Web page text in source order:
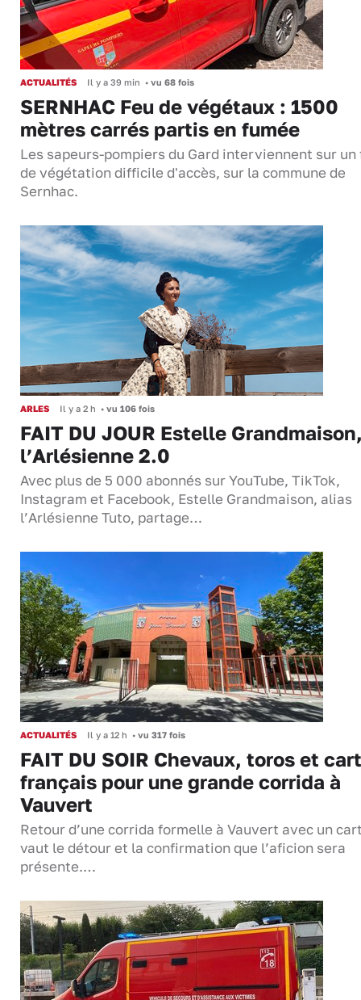
ACTUALITÉS Il y a 39 min • vu 68 fois
SERNHAC Feu de végétaux : 1500
mètres carrés partis en fumée
Les sapeurs-pompiers du Gard interviennent sur un
de végétation difficile d'accès, sur la commune de
Sernhac.
ARLES Il y a 2 h • vu 106 fois
FAIT DU JOUR Estelle
l’Arlésienne 2.0
Avec plus de 5 000 abonnés sur YouTube, TikTok,
Instagram et Facebook, Estelle Grandmaison, alias
l’Arlésienne Tuto, partage…
ACTUALITÉS Il y a 12 h • vu 317 fois
FAIT DU SOIR Chevaux, toros et
français pour une grande corrida à
Vauvert
Retour d’une corrida formelle à Vauvert avec un
vaut le détour et la confirmation que l’aficion sera
présente.…